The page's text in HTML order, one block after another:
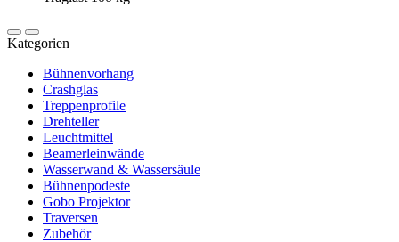
Kategorien
Bühnenvorhang
Crashglas
Treppenprofile
Drehteller
Leuchtmittel
Beamerleinwände
Wasserwand & Wassersäule
Bühnenpodeste
Gobo Projektor
Traversen
Zubehör